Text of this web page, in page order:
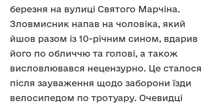
березня на вулиці Святого Марчіна.
Зловмисник напав на чоловіка, який
йшов разом із 10-річним сином, вдарив
його по обличчю та голові, а також
висловлювався нецензурно. Це сталося
після зауваження щодо заборони їзди
велосипедом по тротуару. Очевидці